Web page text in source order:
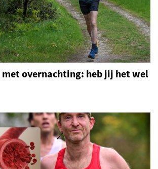
met overnachting: heb jij het wel